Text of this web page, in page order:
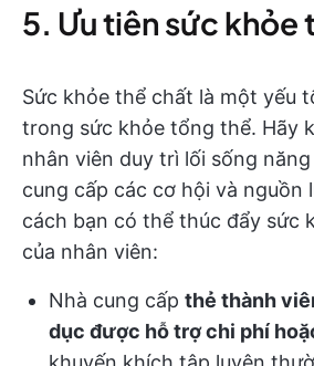
5. Ưu tiên sức khỏe
Sức khỏe thể chất là một yếu
trong sức khỏe tổng thể. Hãy
nhân viên duy trì lối sống
cung cấp các cơ hội và nguồn
cách bạn có thể thúc đẩy sức
của nhân viên:
Nhà cung cấp thẻ thành
dục được hỗ trợ chi phí